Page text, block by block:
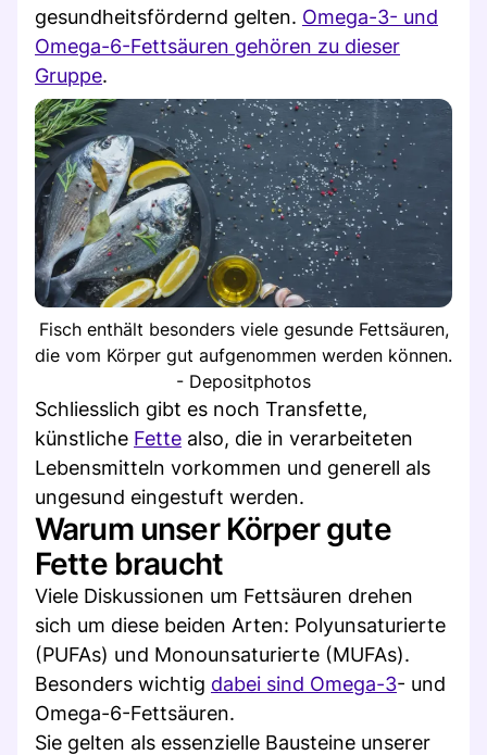
gesundheitsfördernd gelten. Omega-3- und
Omega-6-Fettsäuren gehören zu dieser
Gruppe.
Fisch enthält besonders viele gesunde Fettsäuren,
die vom Körper gut aufgenommen werden können.
- Depositphotos
Schliesslich gibt es noch Transfette,
künstliche Fette also, die in verarbeiteten
Lebensmitteln vorkommen und generell als
ungesund eingestuft werden.
Warum unser Körper gute
Fette braucht
Viele Diskussionen um Fettsäuren drehen
sich um diese beiden Arten: Polyunsaturierte
(PUFAs) und Monounsaturierte (MUFAs).
Besonders wichtig dabei sind Omega-3- und
Omega-6-Fettsäuren.
Sie gelten als essenzielle Bausteine unserer